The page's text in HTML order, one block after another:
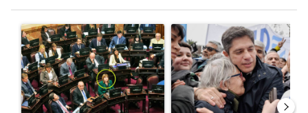
Un artículo de tendencia con el título "La Rosada busca
Un artículo de tendencia con